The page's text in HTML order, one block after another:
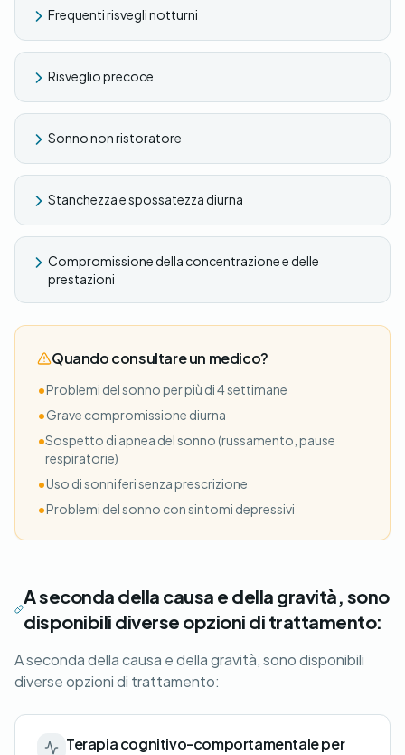
Frequenti risvegli notturni
Risveglio precoce
Sonno non ristoratore
Stanchezza e spossatezza diurna
Compromissione della concentrazione e delle
prestazioni
Quando consultare un medico?
•Problemi del sonno per più di 4 settimane
•Grave compromissione diurna
•Sospetto di apnea del sonno (russamento, pause
respiratorie)
•Uso di sonniferi senza prescrizione
•Problemi del sonno con sintomi depressivi
A seconda della causa e della gravità, sono
disponibili diverse opzioni di trattamento:
A seconda della causa e della gravità, sono disponibili
diverse opzioni di trattamento:
Terapia cognitivo-comportamentale per